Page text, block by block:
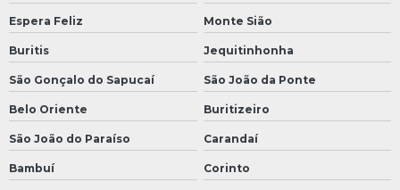
Espera Feliz Monte Sião
Buritis Jequitinhonha
São Gonçalo do Sapucaí São João da Ponte
Belo Oriente Buritizeiro
São João do Paraíso Carandaí
Bambuí Corinto